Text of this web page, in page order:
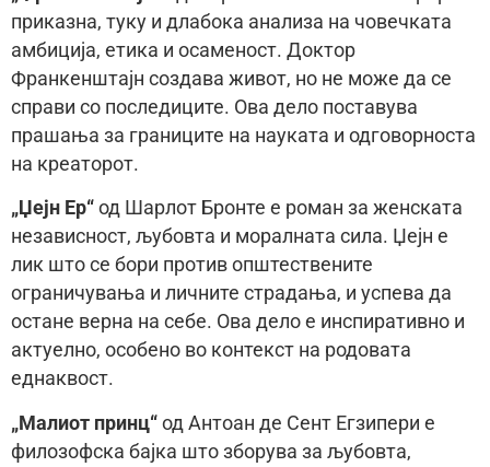
приказна, туку и длабока анализа на човечката
амбиција, етика и осаменост. Доктор
Франкенштајн создава живот, но не може да се
справи со последиците. Ова дело поставува
прашања за границите на науката и одговорноста
на креаторот.
„Џејн Ер“ од Шарлот Бронте е роман за женската
независност, љубовта и моралната сила. Џејн е
лик што се бори против општествените
ограничувања и личните страдања, и успева да
остане верна на себе. Ова дело е инспиративно и
актуелно, особено во контекст на родовата
еднаквост.
„Малиот принц“ од Антоан де Сент Егзипери е
филозофска бајка што зборува за љубовта,